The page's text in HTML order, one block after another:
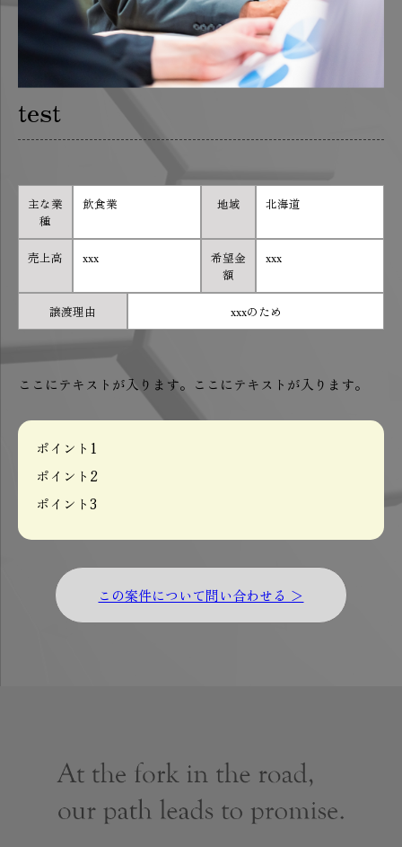
test
主な業
種
飲食業 地域 北海道
売上高 xxx
希望金
額
xxx
譲渡理由 xxxのため
ここにテキストが入ります。ここにテキストが入ります。
ポイント1
ポイント2
ポイント3
この案件について問い合わせる ＞